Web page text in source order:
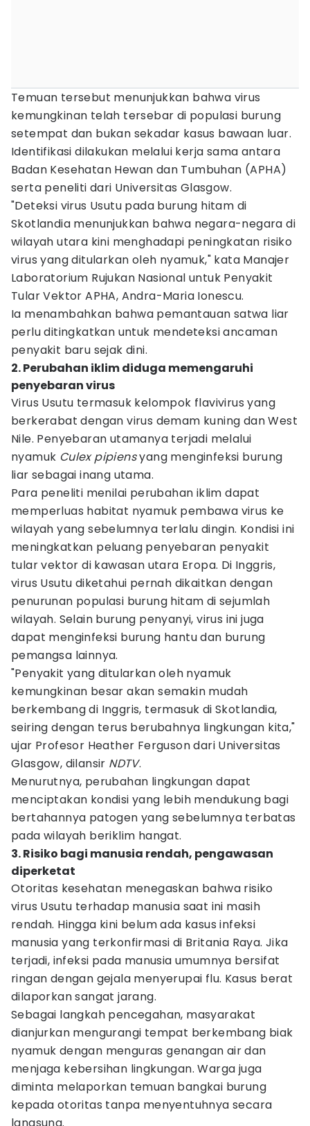
Temuan tersebut menunjukkan bahwa virus
kemungkinan telah tersebar di populasi burung
setempat dan bukan sekadar kasus bawaan luar.
Identifikasi dilakukan melalui kerja sama antara
Badan Kesehatan Hewan dan Tumbuhan (APHA)
serta peneliti dari Universitas Glasgow.
"Deteksi virus Usutu pada burung hitam di
Skotlandia menunjukkan bahwa negara-negara di
wilayah utara kini menghadapi peningkatan risiko
virus yang ditularkan oleh nyamuk," kata Manajer
Laboratorium Rujukan Nasional untuk Penyakit
Tular Vektor APHA, Andra-Maria Ionescu.
Ia menambahkan bahwa pemantauan satwa liar
perlu ditingkatkan untuk mendeteksi ancaman
penyakit baru sejak dini.
2. Perubahan iklim diduga memengaruhi
penyebaran virus
Virus Usutu termasuk kelompok flavivirus yang
berkerabat dengan virus demam kuning dan West
Nile. Penyebaran utamanya terjadi melalui
nyamuk Culex pipiensyang menginfeksi burung
liar sebagai inang utama.
Para peneliti menilai perubahan iklim dapat
memperluas habitat nyamuk pembawa virus ke
wilayah yang sebelumnya terlalu dingin. Kondisi ini
meningkatkan peluang penyebaran penyakit
tular vektor di kawasan utara Eropa. Di Inggris,
virus Usutu diketahui pernah dikaitkan dengan
penurunan populasi burung hitam di sejumlah
wilayah. Selain burung penyanyi, virus ini juga
dapat menginfeksi burung hantu dan burung
pemangsa lainnya.
"Penyakit yang ditularkan oleh nyamuk
kemungkinan besar akan semakin mudah
berkembang di Inggris, termasuk di Skotlandia,
seiring dengan terus berubahnya lingkungan kita,"
ujar Profesor Heather Ferguson dari Universitas
Glasgow, dilansir NDTV.
Menurutnya, perubahan lingkungan dapat
menciptakan kondisi yang lebih mendukung bagi
bertahannya patogen yang sebelumnya terbatas
pada wilayah beriklim hangat.
3. Risiko bagi manusia rendah, pengawasan
diperketat
Otoritas kesehatan menegaskan bahwa risiko
virus Usutu terhadap manusia saat ini masih
rendah. Hingga kini belum ada kasus infeksi
manusia yang terkonfirmasi di Britania Raya. Jika
terjadi, infeksi pada manusia umumnya bersifat
ringan dengan gejala menyerupai flu. Kasus berat
dilaporkan sangat jarang.
Sebagai langkah pencegahan, masyarakat
dianjurkan mengurangi tempat berkembang biak
nyamuk dengan menguras genangan air dan
menjaga kebersihan lingkungan. Warga juga
diminta melaporkan temuan bangkai burung
kepada otoritas tanpa menyentuhnya secara